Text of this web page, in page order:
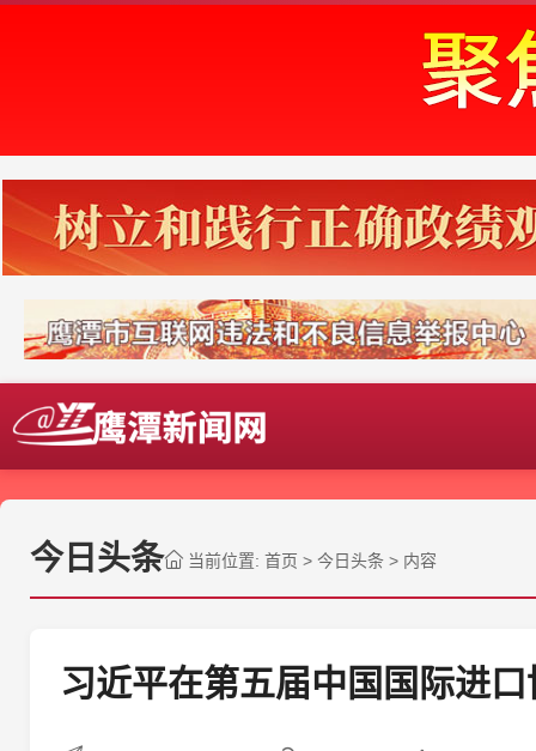
今日头条 当前位置: 首页 > 今日头条 > 内容
习近平在第五届中国国际进